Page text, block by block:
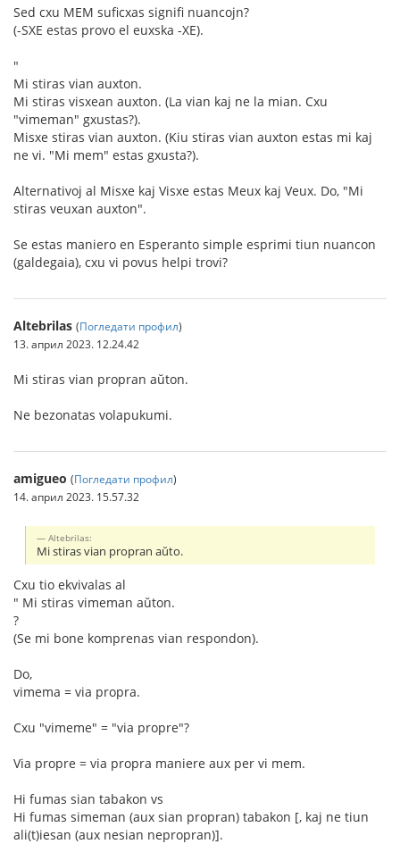
Sed cxu MEM suficxas signifi nuancojn?
(-SXE estas provo el euxska -XE).
"
Mi stiras vian auxton.
Mi stiras visxean auxton. (La vian kaj ne la mian. Cxu
"vimeman" gxustas?).
Misxe stiras vian auxton. (Kiu stiras vian auxton estas mi kaj
ne vi. "Mi mem" estas gxusta?).
Alternativoj al Misxe kaj Visxe estas Meux kaj Veux. Do, "Mi
stiras veuxan auxton".
Se estas maniero en Esperanto simple esprimi tiun nuancon
(galdegaia), cxu vi povus helpi trovi?
Altebrilas (Погледати профил)
13. април 2023. 12.24.42
Mi stiras vian propran aŭton.
Ne bezonatas volapukumi.
amigueo (Погледати профил)
14. април 2023. 15.57.32
Altebrilas:
Mi stiras vian propran aŭto.
Cxu tio ekvivalas al
" Mi stiras vimeman aŭton.
?
(Se mi bone komprenas vian respondon).
Do,
vimema = via propra.
Cxu "vimeme" = "via propre"?
Via propre = via propra maniere aux per vi mem.
Hi fumas sian tabakon vs
Hi fumas simeman (aux sian propran) tabakon [, kaj ne tiun
ali(t)iesan (aux nesian nepropran)].